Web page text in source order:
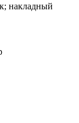
накладный